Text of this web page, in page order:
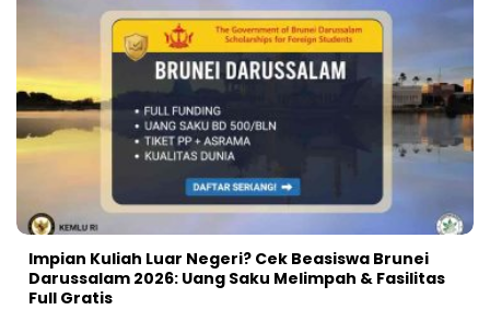
Impian Kuliah Luar Negeri? Cek Beasiswa Brunei
Darussalam 2026: Uang Saku Melimpah & Fasilitas
Full Gratis